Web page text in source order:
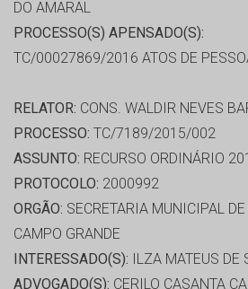
DO AMARAL
PROCESSO(S) APENSADO(S):
TC/00027869/2016 ATOS DE
RELATOR: CONS. WALDIR NEVES
PROCESSO: TC/7189/2015/002
ASSUNTO: RECURSO ORDINÁRIO
PROTOCOLO: 2000992
ORGÃO: SECRETARIA MUNICIPAL
CAMPO GRANDE
INTERESSADO(S): ILZA MATEUS DE
ADVOGADO(S): CERILO CASANTA